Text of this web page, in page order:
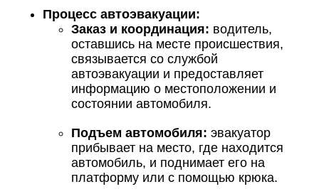
Процесс автоэвакуации:
Заказ и координация: водитель,
оставшись на месте происшествия,
связывается со службой
автоэвакуации и предоставляет
информацию о местоположении и
состоянии автомобиля.
Подъем автомобиля: эвакуатор
прибывает на место, где находится
автомобиль, и поднимает его на
платформу или с помощью крюка.